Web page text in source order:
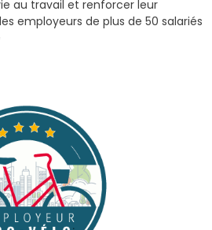
au travail et renforcer leur
employeurs de plus de 50 salariés